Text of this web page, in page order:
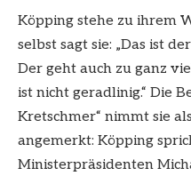
Köpping stehe zu ihrem
selbst sagt sie: „Das ist
Der geht auch zu ganz
ist nicht geradlinig.“ Die
Kretschmer“ nimmt sie
angemerkt: Köpping
Ministerpräsidenten